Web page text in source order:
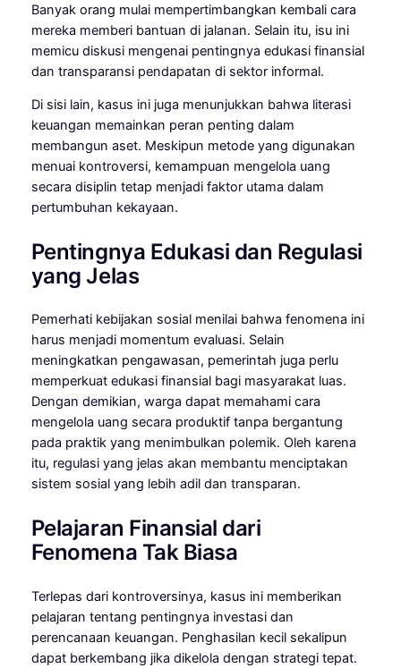
Banyak orang mulai mempertimbangkan kembali cara
mereka memberi bantuan di jalanan. Selain itu, isu ini
memicu diskusi mengenai pentingnya edukasi finansial
dan transparansi pendapatan di sektor informal.
Di sisi lain, kasus ini juga menunjukkan bahwa literasi
keuangan memainkan peran penting dalam
membangun aset. Meskipun metode yang digunakan
menuai kontroversi, kemampuan mengelola uang
secara disiplin tetap menjadi faktor utama dalam
pertumbuhan kekayaan.
Pentingnya Edukasi dan Regulasi
yang Jelas
Pemerhati kebijakan sosial menilai bahwa fenomena ini
harus menjadi momentum evaluasi. Selain
meningkatkan pengawasan, pemerintah juga perlu
memperkuat edukasi finansial bagi masyarakat luas.
Dengan demikian, warga dapat memahami cara
mengelola uang secara produktif tanpa bergantung
pada praktik yang menimbulkan polemik. Oleh karena
itu, regulasi yang jelas akan membantu menciptakan
sistem sosial yang lebih adil dan transparan.
Pelajaran Finansial dari
Fenomena Tak Biasa
Terlepas dari kontroversinya, kasus ini memberikan
pelajaran tentang pentingnya investasi dan
perencanaan keuangan. Penghasilan kecil sekalipun
dapat berkembang jika dikelola dengan strategi tepat.